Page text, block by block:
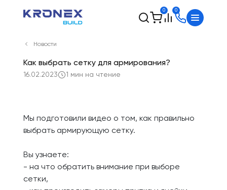
0 0
Новости
16.02.2023 1 мин на чтение
Как выбрать сетку для армирования?
Мы подготовили видео о том, как правильно
выбрать армирующую сетку.
Вы узнаете:
- на что обратить внимание при выборе
сетки,